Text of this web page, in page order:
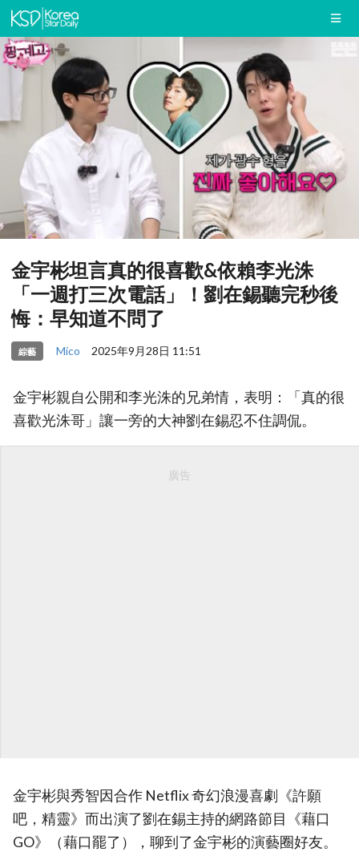
金宇彬坦言真的很喜歡&依賴李光洙
「一週打三次電話」！劉在錫聽完秒後
悔：早知道不問了
綜藝 Mico 2025年9月28日 11:51
金宇彬親自公開和李光洙的兄弟情，表明：「真的很
喜歡光洙哥」讓一旁的大神劉在錫忍不住調侃。
廣告
金宇彬與秀智因合作 Netflix 奇幻浪漫喜劇《許願
吧，精靈》而出演了劉在錫主持的網路節目《藉口
GO》（藉口罷了），聊到了金宇彬的演藝圈好友。